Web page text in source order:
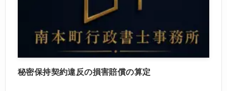
秘密保持契約違反の損害賠償の算定